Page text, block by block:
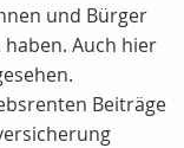
und Bürger
Auch hier
Beiträge